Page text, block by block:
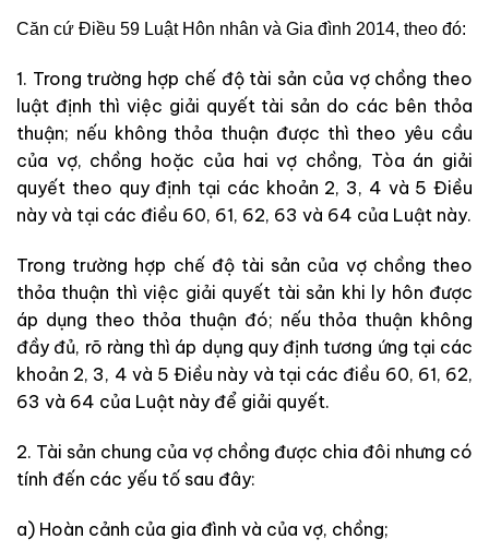
Căn cứ Điều 59 Luật Hôn nhân và Gia đình 2014, theo đó:
1. Trong trường hợp chế độ tài sản của vợ chồng theo
luật định thì việc giải quyết tài sản do các bên thỏa
thuận; nếu không thỏa thuận được thì theo yêu cầu
của vợ, chồng hoặc của hai vợ chồng, Tòa án giải
quyết theo quy định tại các khoản 2, 3, 4 và 5 Điều
này và tại các điều 60, 61, 62, 63 và 64 của Luật này.
Trong trường hợp chế độ tài sản của vợ chồng theo
thỏa thuận thì việc giải quyết tài sản khi ly hôn được
áp dụng theo thỏa thuận đó; nếu thỏa thuận không
đầy đủ, rõ ràng thì áp dụng quy định tương ứng tại các
khoản 2, 3, 4 và 5 Điều này và tại các điều 60, 61, 62,
63 và 64 của Luật này để giải quyết.
2. Tài sản chung của vợ chồng được chia đôi nhưng có
tính đến các yếu tố sau đây:
a) Hoàn cảnh của gia đình và của vợ, chồng;